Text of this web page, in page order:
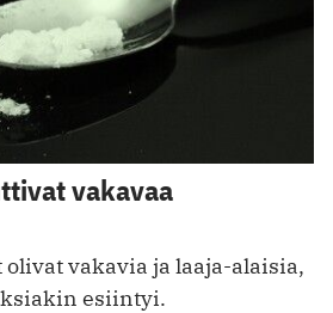
vakavaa
vakavia ja laaja-alaisia,
esiintyi.